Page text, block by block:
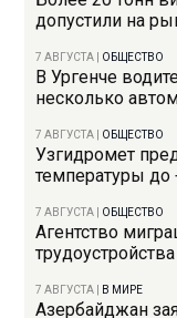
допустили на
7 АВГУСТА ОБЩЕСТВО
В Ургенче
несколько
7 АВГУСТА ОБЩЕСТВО
Узгидромет
температуры
7 АВГУСТА ОБЩЕСТВО
Агентство
7 АВГУСТА В МИРЕ
Азербайджан